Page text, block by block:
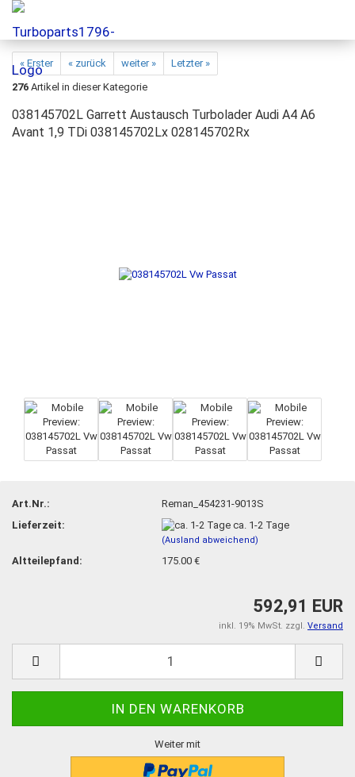
« Erster « zurück weiter »
Letzter »
276 Artikel in dieser Kategorie
038145702L Garrett Austausch Turbolader Audi A4 A6
Avant 1,9 TDi 038145702Lx 028145702Rx
Art.Nr.:
Reman_454231-9013S
Lieferzeit:
ca. 1-2 Tage
(Ausland abweichend)
Altteilepfand: 175.00 €
592,91 EUR
inkl. 19% MwSt. zzgl. Versand
Weiter mit